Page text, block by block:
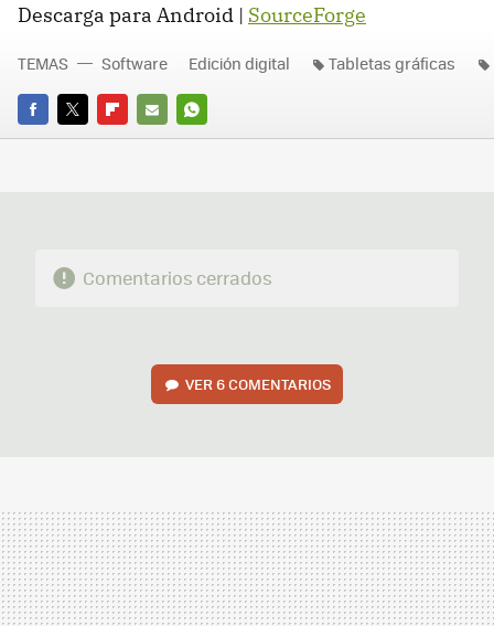
Descarga para Android | SourceForge
FACEBOOK
TWITTERFLIPBOARD
E-
WHATSAPP
TEMAS Software Edición digital Tabletas gráficas
Comentarios cerrados
VER6 COMENTARIOS